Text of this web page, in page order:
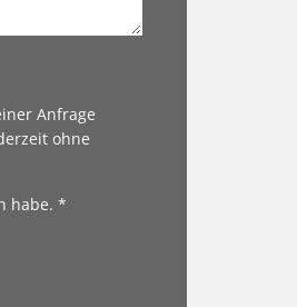
Anfrage
ohne
habe. *